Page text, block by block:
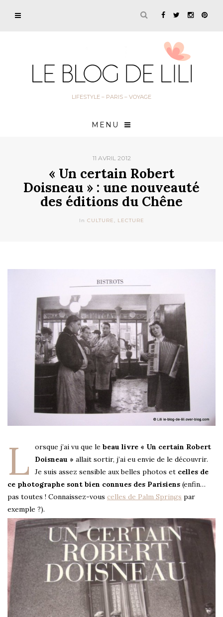
LIFESTYLE – PARIS – VOYAGE
MENU
11 AVRIL 2012
« Un certain Robert
Doisneau » : une nouveauté
des éditions du Chêne
In CULTURE, LECTURE
L orsque j’ai vu que le beau livre « Un certain Robert
Doisneau » allait sortir, j’ai eu envie de le découvrir.
Je suis assez sensible aux belles photos et celles de
ce photographe sont bien connues des Parisiens (enfin…
pas toutes ! Connaissez-vous celles de Palm Springs par
exemple ?).